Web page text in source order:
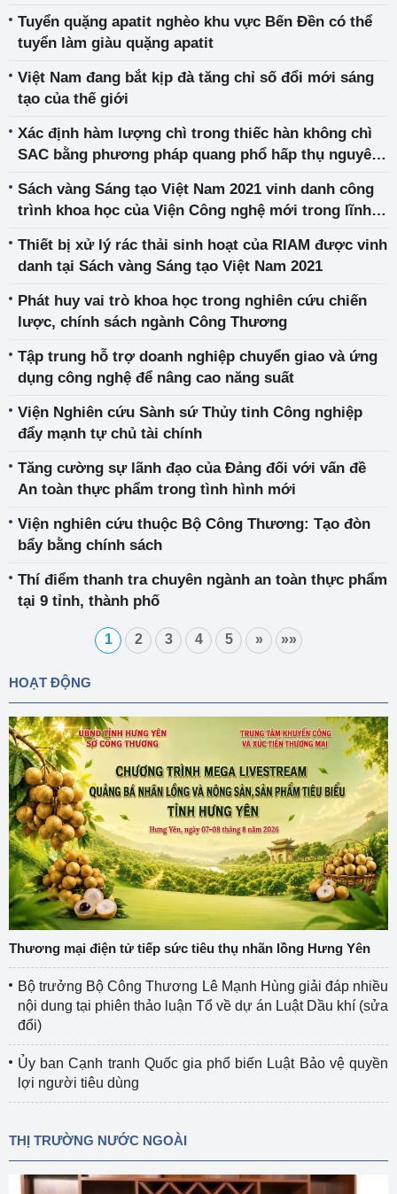
Tuyển quặng apatit nghèo khu vực Bến Đền có thể
tuyển làm giàu quặng apatit
Việt Nam đang bắt kịp đà tăng chỉ số đổi mới sáng
tạo của thế giới
Xác định hàm lượng chì trong thiếc hàn không chì
SAC bằng phương pháp quang phổ hấp thụ nguyên
Sách vàng Sáng tạo Việt Nam 2021 vinh danh công
trình khoa học của Viện Công nghệ mới trong lĩnh
Thiết bị xử lý rác thải sinh hoạt của RIAM được vinh
danh tại Sách vàng Sáng tạo Việt Nam 2021
Phát huy vai trò khoa học trong nghiên cứu chiến
lược, chính sách ngành Công Thương
Tập trung hỗ trợ doanh nghiệp chuyển giao và ứng
dụng công nghệ để nâng cao năng suất
Viện Nghiên cứu Sành sứ Thủy tinh Công nghiệp
đẩy mạnh tự chủ tài chính
Tăng cường sự lãnh đạo của Đảng đối với vấn đề
An toàn thực phẩm trong tình hình mới
Viện nghiên cứu thuộc Bộ Công Thương: Tạo đòn
bẩy bằng chính sách
Thí điểm thanh tra chuyên ngành an toàn thực phẩm
tại 9 tỉnh, thành phố
1 2 3 4 5 » »»
HOẠT ĐỘNG
Thương mại điện tử tiếp sức tiêu thụ nhãn lồng Hưng Yên
Bộ trưởng Bộ Công Thương Lê Mạnh Hùng giải đáp nhiều
nội dung tại phiên thảo luận Tổ về dự án Luật Dầu khí (sửa
đổi)
Ủy ban Cạnh tranh Quốc gia phổ biến Luật Bảo vệ quyền
lợi người tiêu dùng
THỊ TRƯỜNG NƯỚC NGOÀI